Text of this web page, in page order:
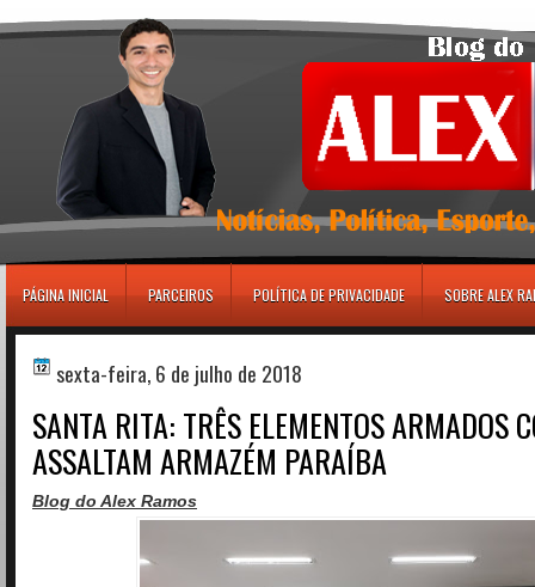
PÁGINA INICIAL PARCEIROS POLÍTICA DE PRIVACIDADE SOBRE ALEX
sexta-feira, 6 de julho de 2018
SANTA RITA: TRÊS ELEMENTOS ARMADOS
ASSALTAM ARMAZÉM PARAÍBA
Blog do Alex Ramos